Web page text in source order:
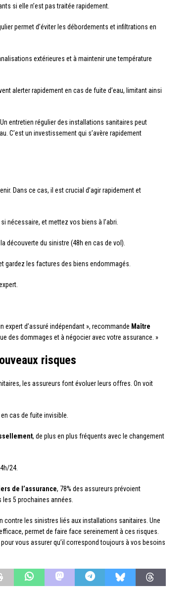
si elle n’est pas traitée rapidement.
permet d’éviter les débordements et infiltrations en
extérieures et à maintenir une température
alerter rapidement en cas de fuite d’eau, limitant ainsi
entretien régulier des installations sanitaires peut
C’est un investissement qui s’avère rapidement
Dans ce cas, il est crucial d’agir rapidement et
nécessaire, et mettez vos biens à l’abri.
découverte du sinistre (48h en cas de vol).
gardez les factures des biens endommagés.
expert d’assuré indépendant », recommande Maître
des dommages et à négocier avec votre assurance. »
risques
les assureurs font évoluer leurs offres. On voit
en cas de fuite invisible.
, de plus en plus fréquents avec le changement
24.
de l’assurance, 78% des assureurs prévoient
5 prochaines années.
contre les sinistres liés aux installations sanitaires. Une
permet de faire face sereinement à ces risques.
vous assurer qu’il correspond toujours à vos besoins